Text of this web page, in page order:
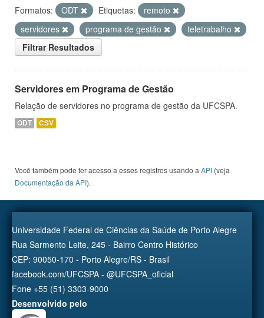
Formatos:
ODT Etiquetas:
remoto
servidores
programa de gestão
teletrabalho
Filtrar Resultados
Servidores em Programa de Gestão
Relação de servidores no programa de gestão da UFCSPA.
ODT CSV
Você também pode ter acesso a esses registros usando a API (veja
Documentação da API).
Universidade Federal de Ciências da Saúde de Porto Alegre
Rua Sarmento Leite, 245 - Bairro Centro Histórico
CEP: 90050-170 - Porto Alegre/RS - Brasil
facebook.com/UFCSPA - @UFCSPA_oficial
Fone +55 (51) 3303-9000
Desenvolvido pelo